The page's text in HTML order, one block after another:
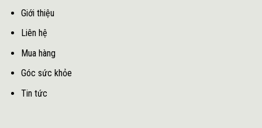
Giới thiệu
Liên hệ
Mua hàng
Góc sức khỏe
Tin tức